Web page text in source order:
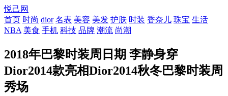
悦己网
首页 时尚 dior 名表 美容 美发 护肤 时装 香奈儿 珠宝 生活
NBA 美食 手机 科技 品牌 潮流 尚潮
2018年巴黎时装周日期 李静身穿
Dior2014款亮相Dior2014秋冬巴黎时装周
秀场